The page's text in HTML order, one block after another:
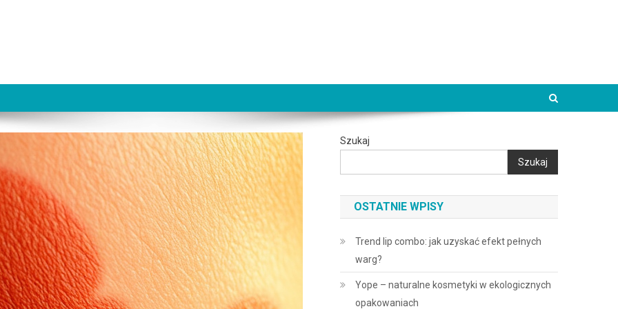
Szukaj
Szukaj
OSTATNIE WPISY
Trend lip combo: jak uzyskać efekt pełnych
warg?
Yope – naturalne kosmetyki w ekologicznych
opakowaniach